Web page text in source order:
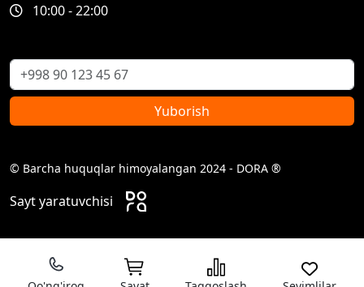
10:00 - 22:00
Yuborish
© Barcha huquqlar himoyalangan 2024 - DORA ®
Sayt yaratuvchisi